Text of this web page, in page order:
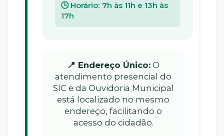
🕒 Horário: 7h às 11h e 13h às
17h
📍 Endereço Único: O
atendimento presencial do
SIC e da Ouvidoria Municipal
está localizado no mesmo
endereço, facilitando o
acesso do cidadão.